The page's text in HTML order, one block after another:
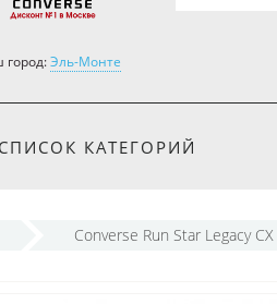
город:Эль-Монте
СПИСОК КАТЕГОРИЙ
Converse Run Star Legacy CX